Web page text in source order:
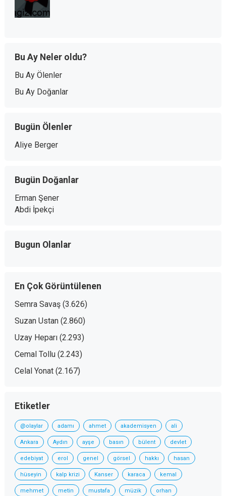
Bu Ay Neler oldu?
Bu Ay Ölenler
Bu Ay Doğanlar
Bugün Ölenler
Aliye Berger
Bugün Doğanlar
Erman Şener
Abdi İpekçi
Bugun Olanlar
En Çok Görüntülenen
Semra Savaş (3.626)
Suzan Ustan (2.860)
Uzay Heparı (2.293)
Cemal Tollu (2.243)
Celal Yonat (2.167)
Etiketler
@olaylar adamı ahmet akademisyen ali
Ankara Aydın ayşe basın bülent devlet
edebiyat erol genel görsel hakkı hasan
hüseyin kalp krizi Kanser karaca kemal
mehmet metin mustafa müzik orhan